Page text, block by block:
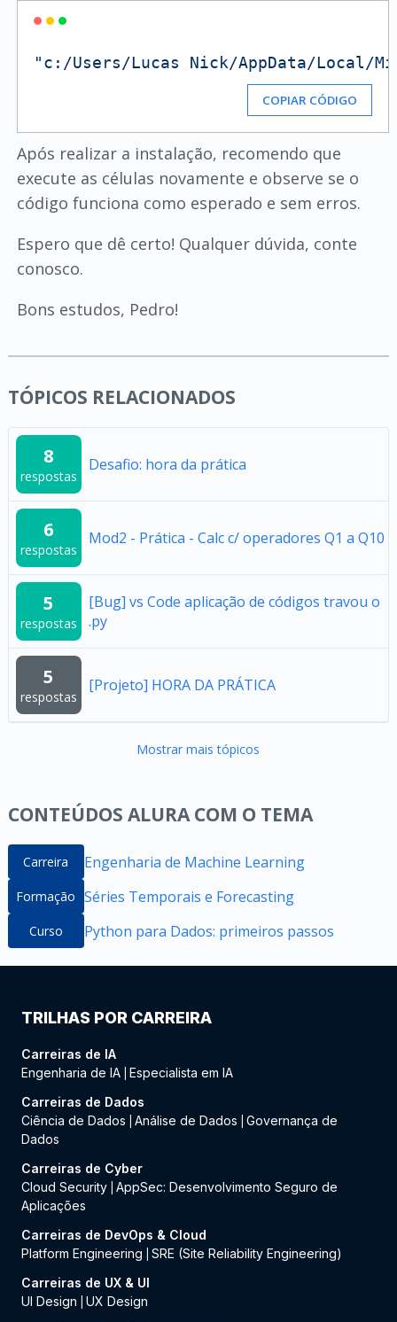
"c:/Users/Lucas Nick/AppData/Local/
COPIAR CÓDIGO
Após realizar a instalação, recomendo que
execute as células novamente e observe se o
código funciona como esperado e sem erros.
Espero que dê certo! Qualquer dúvida, conte
conosco.
Bons estudos, Pedro!
TÓPICOS RELACIONADOS
8
respostas
Desafio: hora da prática
6
respostas
Mod2 - Prática - Calc c/ operadores Q1 a Q10
5
respostas
[Bug] vs Code aplicação de códigos travou o
.py
5
respostas
[Projeto] HORA DA PRÁTICA
Mostrar mais tópicos
CONTEÚDOS ALURA COM O TEMA
Carreira Engenharia de Machine Learning
Formação Séries Temporais e Forecasting
Curso Python para Dados: primeiros passos
TRILHAS POR CARREIRA
Carreiras de IA
Engenharia de IA Especialista em IA
Carreiras de Dados
Ciência de Dados
Análise de Dados
Governança de
Dados
Carreiras de Cyber
Cloud Security AppSec: Desenvolvimento Seguro de
Aplicações
Carreiras de DevOps & Cloud
Platform Engineering
SRE (Site Reliability Engineering)
Carreiras de UX & UI
UI Design
UX Design